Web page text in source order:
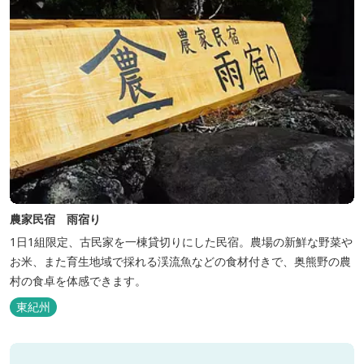
農家民宿 雨宿り
1日1組限定、古民家を一棟貸切りにした民宿。農場の新鮮な野菜や
お米、また育生地域で採れる渓流魚などの食材付きで、奥熊野の農
村の食卓を体感できます。
東紀州